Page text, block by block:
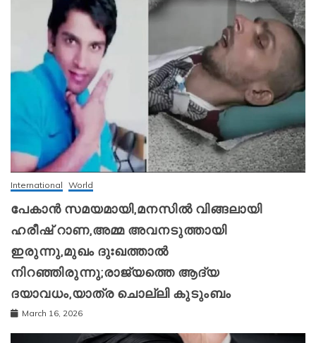
International World
പേകാൻ സമയമായി,മനസിൽ വിങ്ങലായി
ഹരീഷ് റാണ,അമ്മ അവനടുത്തായി
ഇരുന്നു,മുഖം ദുഃഖത്താൽ
നിറഞ്ഞിരുന്നു;രാജ്യത്തെ ആദ്യ
ദയാവധം,യാത്ര ചൊല്ലി കുടുംബം
March 16, 2026